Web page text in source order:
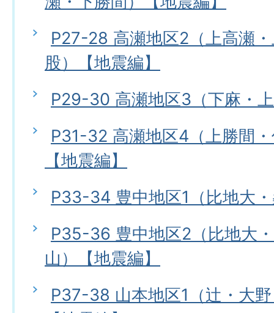
P27-28 高瀬地区2（上高瀬
股）【地震編】
P29-30 高瀬地区3（下麻・
P31-32 高瀬地区4（上勝間
【地震編】
P33-34 豊中地区1（比地大
P35-36 豊中地区2（比地大
山）【地震編】
P37-38 山本地区1（辻・大